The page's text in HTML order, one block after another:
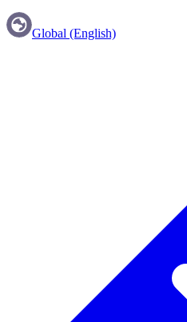
Global (English)